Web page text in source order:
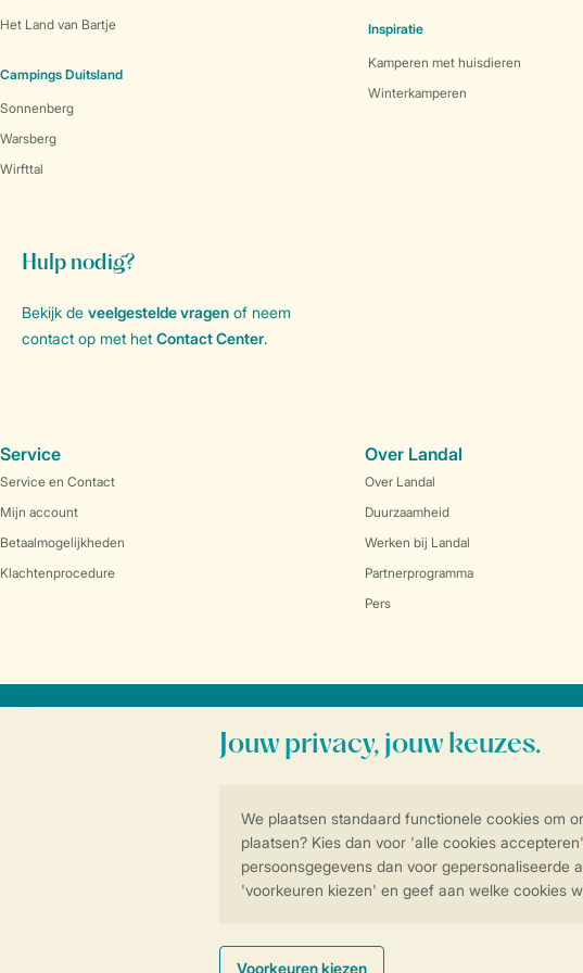
Het Land van Bartje
Campings Duitsland
Sonnenberg
Warsberg
Wirfttal
Inspiratie
Kamperen met huisdieren
Winterkamperen
Hulp nodig?
Bekijk de veelgestelde vragen of neem
contact op met het Contact Center.
Service
Service en Contact
Mijn account
Betaalmogelijkheden
Klachtenprocedure
Over Landal
Over Landal
Duurzaamheid
Werken bij Landal
Partnerprogramma
Pers